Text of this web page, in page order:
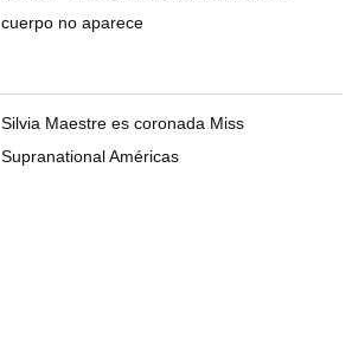
cuerpo no aparece
Silvia Maestre es coronada Miss
Supranational Américas